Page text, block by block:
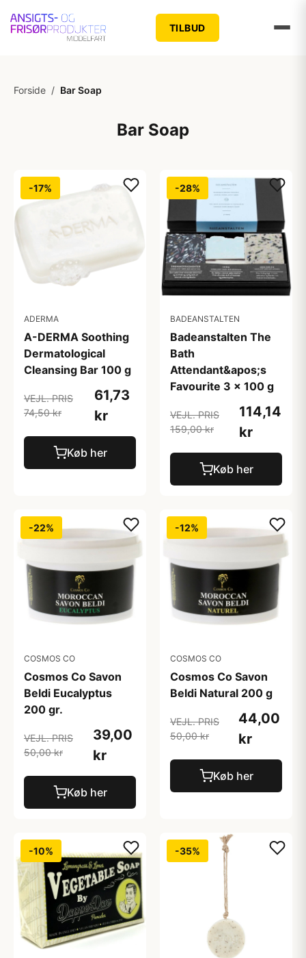
TILBUD
Forside / Bar Soap
Bar Soap
-17%
ADERMA
A-DERMA Soothing
Dermatological
Cleansing Bar 100 g
VEJL. PRIS
74,50 kr
61,73
kr
Køb her
-28%
BADEANSTALTEN
Badeanstalten The
Bath
Attendant&apos;s
Favourite 3 x 100 g
VEJL. PRIS
159,00 kr
114,14
kr
Køb her
-22%
COSMOS CO
Cosmos Co Savon
Beldi Eucalyptus
200 gr.
VEJL. PRIS
50,00 kr
39,00
kr
Køb her
-12%
COSMOS CO
Cosmos Co Savon
Beldi Natural 200 g
VEJL. PRIS
50,00 kr
44,00
kr
Køb her
-10% -35%